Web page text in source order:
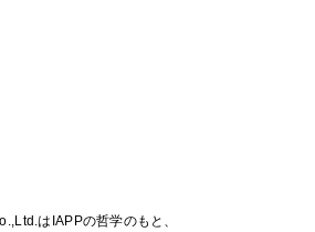
はIAPPの哲学のもと、